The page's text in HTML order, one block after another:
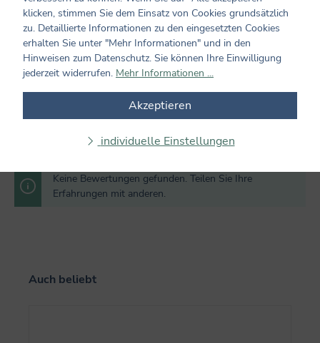
Teilen Sie Ihre Erfahrungen mit dem Produkt mit anderen
Kunden. Ihre Bewertung darf sich ausschließlich auf Produkte
aus verifizierten Käufen beziehen. Diesen Zusammenhang stellen
wir sicher, indem Bewertungen nur mit einem vorhandenen
Kundenkonto möglich sind.
Keine Bewertungen gefunden. Teilen Sie Ihre
Erfahrungen mit anderen.
Produktgalerie überspringen
Auch beliebt
klicken, stimmen Sie dem Einsatz von Cookies grundsätzlich
zu. Detaillierte Informationen zu den eingesetzten Cookies
erhalten Sie unter "Mehr Informationen" und in den
Hinweisen zum Datenschutz. Sie können Ihre Einwilligung
jederzeit widerrufen. Mehr Informationen ...
Akzeptieren
individuelle Einstellungen